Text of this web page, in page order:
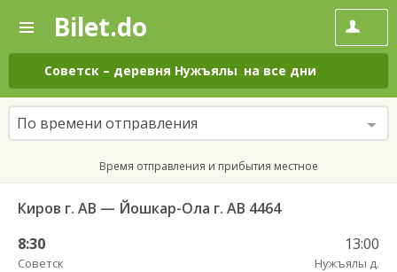
—
Поиск
и
покупка
билетов
на
автобус
онлайн
Bilet.do
Советск – деревня Нужъялы на все дни
По времени отправления
Время отправления и прибытия местное
Киров г. АВ — Йошкар-Ола г. АВ 4464
8:30
Советск
13:00
Нужъялы д.